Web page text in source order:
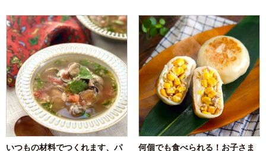
いつもの材料でつくれます、パ
何個でも食べられる！お子さま